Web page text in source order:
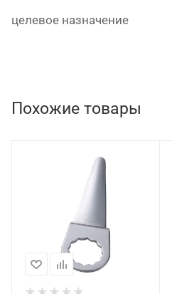
целевое назначение
Похожие товары